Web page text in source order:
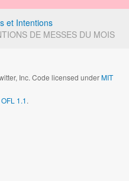
et Intentions
DE MESSES DU MOIS
Inc. Code licensed underMIT
1.1.